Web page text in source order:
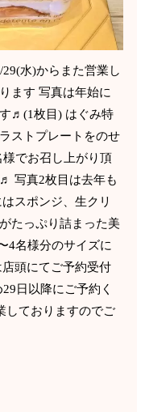
水)からまた営業し
ます 写真は年始に
♬(1枚目) はぐみ特
ストプレートをのせ
でお召し上がり頂
写真2枚目は去年も
スポンジ、生クリ
たっぷり詰まった美
4名様分のサイズに
頭にてご予約受付
日以降にご予約く
しておりますのでご